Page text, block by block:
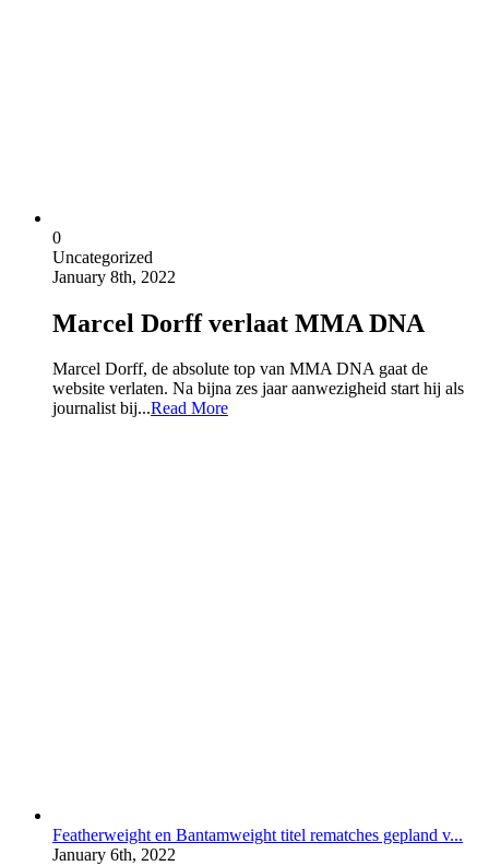
0
Uncategorized
January 8th, 2022
Marcel Dorff verlaat MMA DNA
Marcel Dorff, de absolute top van MMA DNA gaat de
website verlaten. Na bijna zes jaar aanwezigheid start hij als
journalist bij...Read More
Featherweight en Bantamweight titel rematches gepland v...
January 6th, 2022